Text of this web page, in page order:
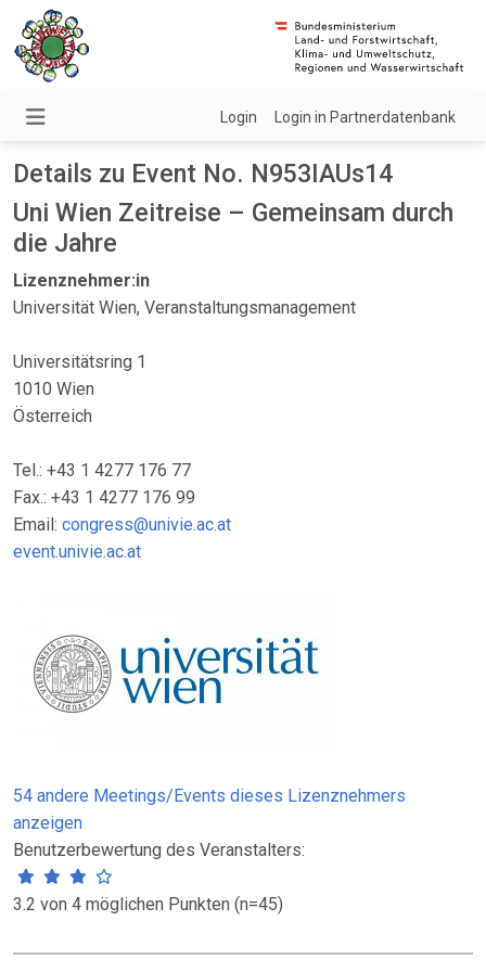
Login Login in Partnerdatenbank
Details zu Event No. N953IAUs14
Uni Wien Zeitreise – Gemeinsam durch
die Jahre
Lizenznehmer:in
Universität Wien, Veranstaltungsmanagement
Universitätsring 1
1010 Wien
Österreich
Tel.: +43 1 4277 176 77
Fax.: +43 1 4277 176 99
Email: congress@univie.ac.at
event.univie.ac.at
54 andere Meetings/Events dieses Lizenznehmers
anzeigen
Benutzerbewertung des Veranstalters:
3.2 von 4 möglichen Punkten (n=45)